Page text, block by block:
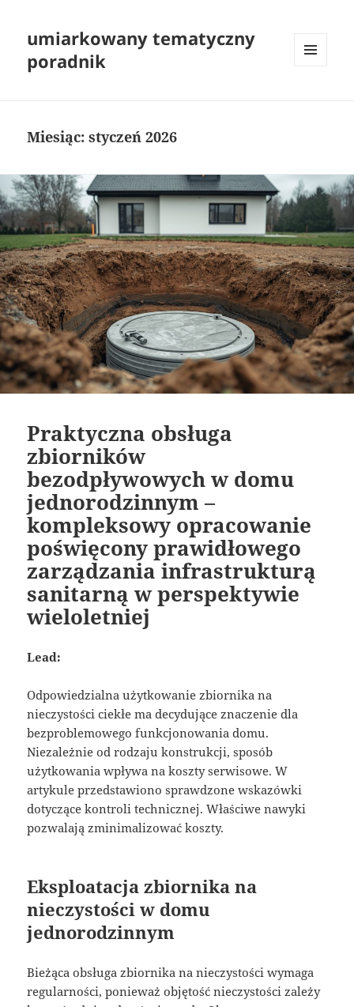
umiarkowany tematyczny
poradnik
Miesiąc:styczeń 2026
Praktyczna obsługa
zbiorników
bezodpływowych w domu
jednorodzinnym –
kompleksowy opracowanie
poświęcony prawidłowego
zarządzania infrastrukturą
sanitarną w perspektywie
wieloletniej
Lead:
Odpowiedzialna użytkowanie zbiornika na
nieczystości ciekłe ma decydujące znaczenie dla
bezproblemowego funkcjonowania domu.
Niezależnie od rodzaju konstrukcji, sposób
użytkowania wpływa na koszty serwisowe. W
artykule przedstawiono sprawdzone wskazówki
dotyczące kontroli technicznej. Właściwe nawyki
pozwalają zminimalizować koszty.
Eksploatacja zbiornika na
nieczystości w domu
jednorodzinnym
Bieżąca obsługa zbiornika na nieczystości wymaga
regularności, ponieważ objętość nieczystości zależy